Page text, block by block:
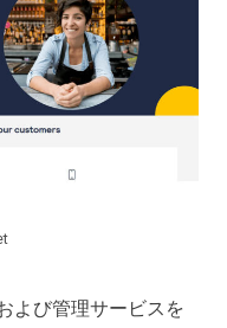
よび管理サービスを